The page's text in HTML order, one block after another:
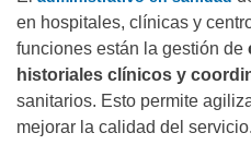
en hospitales, clínicas y
funciones están la gestión de
historiales clínicos y
sanitarios. Esto permite
mejorar la calidad del servicio.